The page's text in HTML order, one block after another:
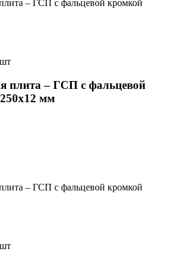
плита – ГСП с фальцевой
мм